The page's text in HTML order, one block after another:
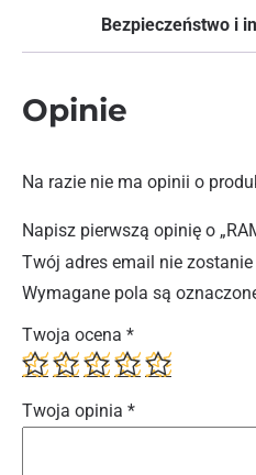
Bezpieczeństwo i
Opinie
Na razie nie ma opinii o
Napisz pierwszą opinię o
Twój adres email nie
Wymagane pola są
Twoja ocena *
Twoja opinia *